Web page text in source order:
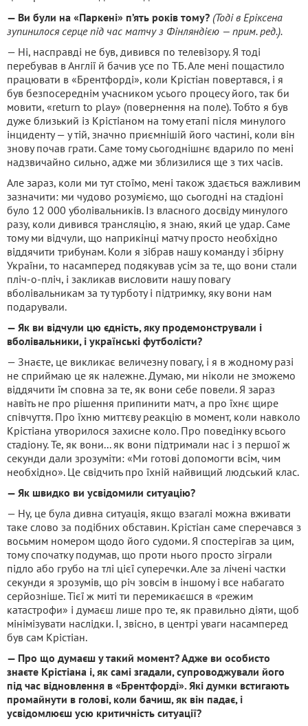
— Ви були на «Паркені» п’ять років тому? (Тоді в Еріксена
зупинилося серце під час матчу з Фінляндією — прим. ред.).
— Ні, насправді не був, дивився по телевізору. Я тоді
перебував в Англії й бачив усе по ТБ. Але мені пощастило
працювати в «Брентфорді», коли Крістіан повертався, і я
був безпосереднім учасником усього процесу його, так би
мовити, «return to play» (повернення на поле). Тобто я був
дуже близький із Крістіаном на тому етапі після минулого
інциденту — у тій, значно приємнішій його частині, коли він
знову почав грати. Саме тому сьогоднішнє вдарило по мені
надзвичайно сильно, адже ми зблизилися ще з тих часів.
Але зараз, коли ми тут стоїмо, мені також здається важливим
зазначити: ми чудово розуміємо, що сьогодні на стадіоні
було 12 000 уболівальників. Із власного досвіду минулого
разу, коли дивився трансляцію, я знаю, який це удар. Саме
тому ми відчули, що наприкінці матчу просто необхідно
віддячити трибунам. Коли я зібрав нашу команду і збірну
України, то насамперед подякував усім за те, що вони стали
пліч-о-пліч, і закликав висловити нашу повагу
вболівальникам за ту турботу і підтримку, яку вони нам
подарували.
— Як ви відчули цю єдність, яку продемонстрували і
вболівальники, і українські футболісти?
— Знаєте, це викликає величезну повагу, і я в жодному разі
не сприймаю це як належне. Думаю, ми ніколи не зможемо
віддячити їм сповна за те, як вони себе повели. Я зараз
навіть не про рішення припинити матч, а про їхнє щире
співчуття. Про їхню миттєву реакцію в момент, коли навколо
Крістіана утворилося захисне коло. Про поведінку всього
стадіону. Те, як вони... як вони підтримали нас і з першої ж
секунди дали зрозуміти: «Ми готові допомогти всім, чим
необхідно». Це свідчить про їхній найвищий людський клас.
— Як швидко ви усвідомили ситуацію?
— Ну, це була дивна ситуація, якщо взагалі можна вживати
таке слово за подібних обставин. Крістіан саме сперечався з
восьмим номером щодо його судоми. Я спостерігав за цим,
тому спочатку подумав, що проти нього просто зіграли
підло або грубо на тлі цієї суперечки. Але за лічені частки
секунди я зрозумів, що річ зовсім в іншому і все набагато
серйозніше. Тієї ж миті ти перемикаєшся в «режим
катастрофи» і думаєш лише про те, як правильно діяти, щоб
мінімізувати наслідки. І, звісно, в центрі уваги насамперед
був сам Крістіан.
— Про що думаєш у такий момент? Адже ви особисто
знаєте Крістіана і, як самі згадали, супроводжували його
під час відновлення в «Брентфорді». Які думки встигають
промайнути в голові, коли бачиш, як він падає, і
усвідомлюєш усю критичність ситуації?